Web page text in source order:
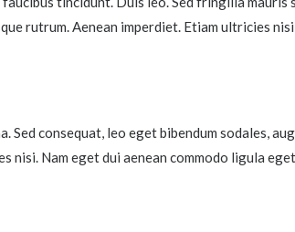
rutrum. Aenean imperdiet. Etiam ultricies
Sed consequat, leo eget bibendum sodales,
nisi. Nam eget dui aenean commodo ligula